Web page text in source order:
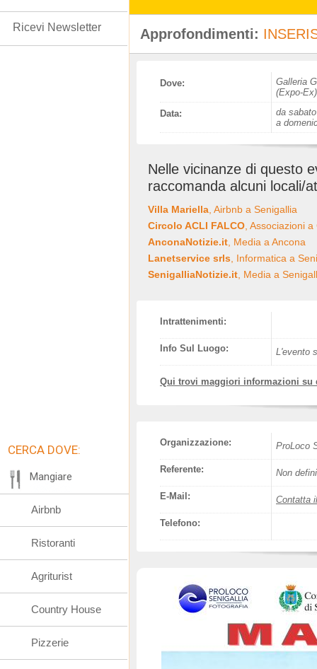
Approfondimenti:
Dove:
Galleria
(Expo-Ex)
Data:
da
a
Nelle vicinanze di questo
raccomanda alcuni locali/
Villa Mariella , Airbnb a Senigallia
Circolo ACLI FALCO , Associazioni
AnconaNotizie.it , Media a Ancona
Lanetservice srls , Informatica a
SenigalliaNotizie.it , Media a
Intrattenimenti:
Info Sul Luogo: L'evento
Qui trovi maggiori informazioni su
Organizzazione: ProLoco
Referente: Non
E-Mail: Contatta
Telefono:
Ricevi Newsletter
CERCA DOVE:
Mangiare
Airbnb
Ristoranti
Agriturist
Country House
Pizzerie